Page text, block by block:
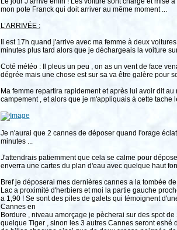
mon pote Franck qui doit arriver au même moment ...
L’ARRIVÉE :
Il est 17h quand j'arrive avec ma femme à deux
minutes plus tard alors que je déchargeais la voiture
Coté météo : Il pleus un peu , on as un vent de face
dégrée mais une chose est sur sa va être galère pour
Ma femme repartira rapidement et après lui avoir dit
campement , et alors que je m'appliquais à cette tache
Je n'aurai que 2 cannes de déposer quand l'orage
minutes ...
J'attendrais patiemment que cela se calme pour
enverra une cartes du plan d'eau avec quelque haut
Bref je déposerai mes dernières cannes a la tombée
Lac a proximité d'herbiers et moi la partie gauche
a 1,90 ! Se sont des piles de galets qui témoignent
Cannes en
Bordure , niveau amorçage je pècherai sur des spot
quelque Tiger , sinon les 3 autres Cannes seront